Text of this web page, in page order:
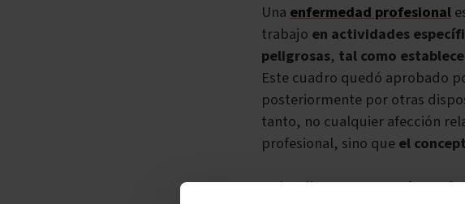
Una enfermedad profesional
trabajo en actividades
peligrosas, tal como
Este cuadro quedó aprobado
posteriormente por otras
tanto, no cualquier afección
profesional, sino queel
La ley dicta que una